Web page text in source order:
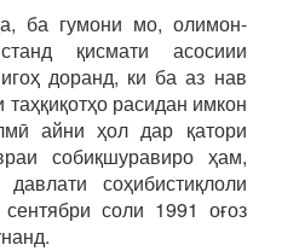
ба гумони мо, олимон-
қисмати асосиии
доранд, ки ба аз нав
расидан имкон
айни ҳол дар қатори
собиқшуравиро ҳам,
соҳибистиқлоли
соли 1991 оғоз